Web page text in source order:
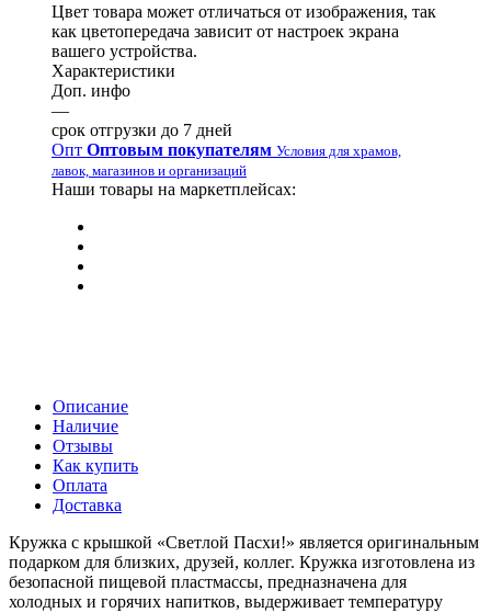
Цвет товара может отличаться от изображения, так
как цветопередача зависит от настроек экрана
вашего устройства.
Характеристики
Доп. инфо
—
срок отгрузки до 7 дней
Опт Оптовым покупателям Условия для храмов,
лавок, магазинов и организаций
Наши товары на маркетплейсах:
Описание
Наличие
Отзывы
Как купить
Оплата
Доставка
Кружка с крышкой «Светлой Пасхи!» является оригинальным
подарком для близких, друзей, коллег. Кружка изготовлена из
безопасной пищевой пластмассы, предназначена для
холодных и горячих напитков, выдерживает температуру